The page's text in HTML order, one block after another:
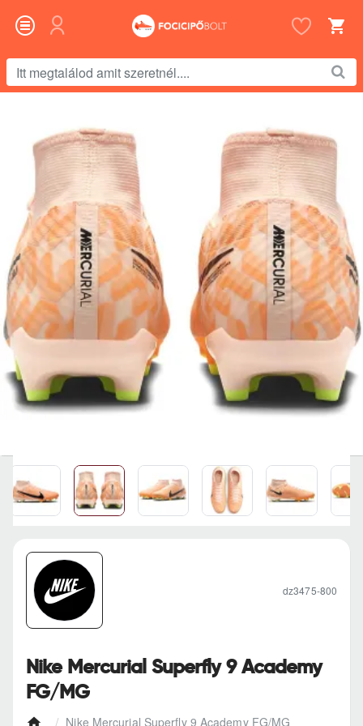
megtalálod
Nike Mercurial Superfly 9 Academy FG/MG
Nike Mercurial Superfly 9 Academy
FG/MG
dz3475-800